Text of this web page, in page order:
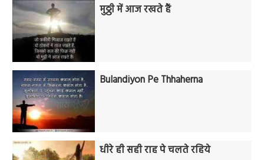
मुठ्ठी में आज रखते हैं
Bulandiyon Pe Thhaherna
धीरे ही सही राह पे चलते रहिये